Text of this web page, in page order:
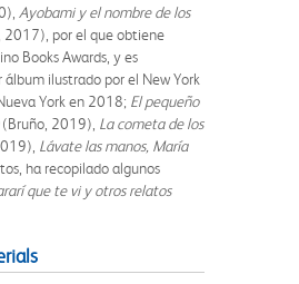
Ayobami y el nombre de los
2017), por el que obtiene
Books Awards, y es
ilustrado por el New York
York en 2018; El pequeño
(Bruño, 2019), La cometa de los
Lávate las manos, María
ha recopilado algunos
que te vi y otros relatos